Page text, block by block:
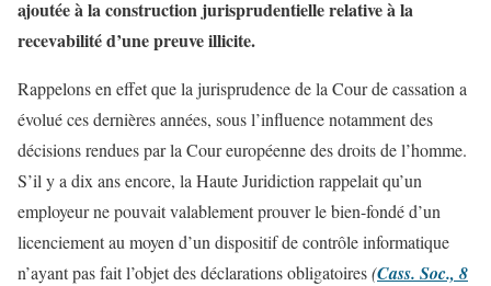
ajoutée à la construction jurisprudentielle relative à la
recevabilité d’une preuve illicite.
Rappelons en effet que la jurisprudence de la Cour de cassation a
évolué ces dernières années, sous l’influence notamment des
décisions rendues par la Cour européenne des droits de l’homme.
S’il y a dix ans encore, la Haute Juridiction rappelait qu’un
employeur ne pouvait valablement prouver le bien-fondé d’un
licenciement au moyen d’un dispositif de contrôle informatique
n’ayant pas fait l’objet des déclarations obligatoires(Cass. Soc., 8